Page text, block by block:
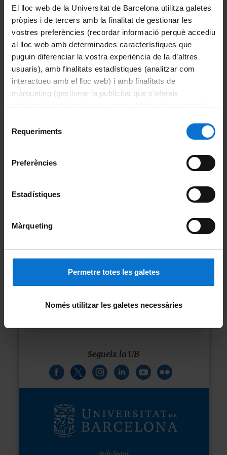
El lloc web de la Universitat de Barcelona utilitza galetes
pròpies i de tercers amb la finalitat de gestionar les
vostres preferències (recordar informació perquè accediu
al lloc web amb determinades característiques que
puguin diferenciar la vostra experiència de la d’altres
usuaris), amb finalitats estadístiques (analitzar com
interactueu amb el lloc web) i amb finalitats de
màrqueting (gestionar la publicitat que s’ofereix
consultar laPolítica de galetes del lloc web de la
Requeriments
Preferències
Estadístiques
Màrqueting
Permetre totes les galetes
Només utilitzar les galetes necessàries
producció
sostenibles
L’objectiu del consum i la
incrementant els guanys nets de
evitant la degradació i la
contaminació.
Segueix la UB